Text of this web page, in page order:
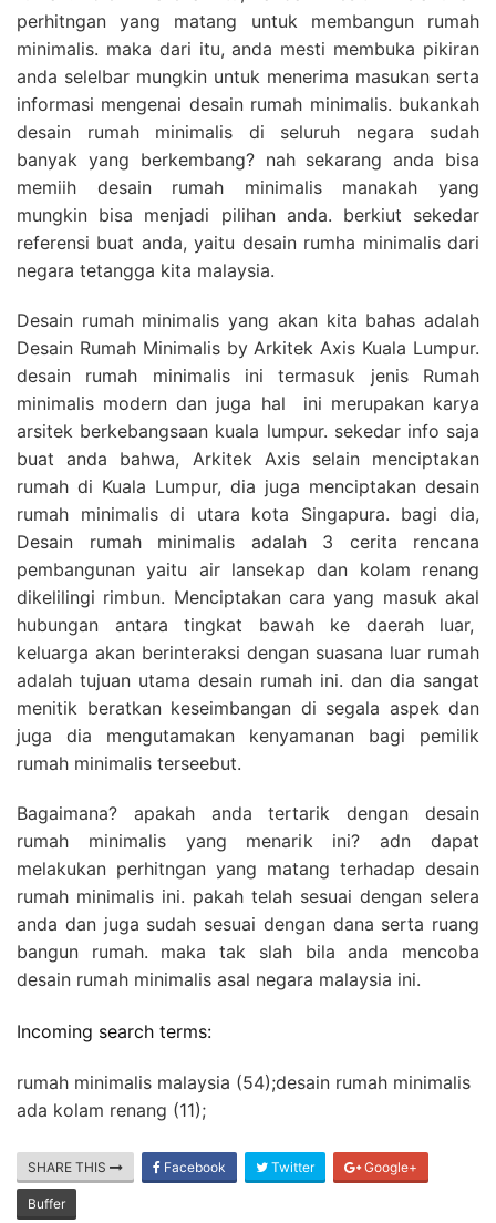
perhitngan yang matang untuk membangun rumah
minimalis. maka dari itu, anda mesti membuka pikiran
anda selelbar mungkin untuk menerima masukan serta
informasi mengenai desain rumah minimalis. bukankah
desain rumah minimalis di seluruh negara sudah
banyak yang berkembang? nah sekarang anda bisa
memiih desain rumah minimalis manakah yang
mungkin bisa menjadi pilihan anda. berkiut sekedar
referensi buat anda, yaitu desain rumha minimalis dari
negara tetangga kita malaysia.
Desain rumah minimalis yang akan kita bahas adalah
Desain Rumah Minimalis by Arkitek Axis Kuala Lumpur.
desain rumah minimalis ini termasuk jenis Rumah
minimalis modern dan juga hal ini merupakan karya
arsitek berkebangsaan kuala lumpur. sekedar info saja
buat anda bahwa, Arkitek Axis selain menciptakan
rumah di Kuala Lumpur, dia juga menciptakan desain
rumah minimalis di utara kota Singapura. bagi dia,
Desain rumah minimalis adalah 3 cerita rencana
pembangunan yaitu air lansekap dan kolam renang
dikelilingi rimbun. Menciptakan cara yang masuk akal
hubungan antara tingkat bawah ke daerah luar,
keluarga akan berinteraksi dengan suasana luar rumah
adalah tujuan utama desain rumah ini. dan dia sangat
menitik beratkan keseimbangan di segala aspek dan
juga dia mengutamakan kenyamanan bagi pemilik
rumah minimalis terseebut.
Bagaimana? apakah anda tertarik dengan desain
rumah minimalis yang menarik ini? adn dapat
melakukan perhitngan yang matang terhadap desain
rumah minimalis ini. pakah telah sesuai dengan selera
anda dan juga sudah sesuai dengan dana serta ruang
bangun rumah. maka tak slah bila anda mencoba
desain rumah minimalis asal negara malaysia ini.
Incoming search terms:
rumah minimalis malaysia (54);desain rumah minimalis
ada kolam renang (11);
SHARE THIS Facebook Twitter Google+
Buffer